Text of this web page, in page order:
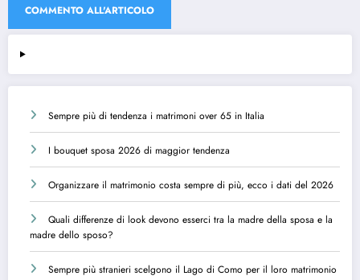
Sempre più di tendenza i matrimoni over 65 in Italia
I bouquet sposa 2026 di maggior tendenza
Organizzare il matrimonio costa sempre di più, ecco i dati del 2026
Quali differenze di look devono esserci tra la madre della sposa e la
madre dello sposo?
Sempre più stranieri scelgono il Lago di Como per il loro matrimonio